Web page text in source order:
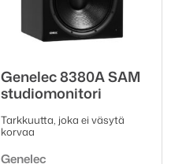
Genelec 8380A SAM
studiomonitori
Tarkkuutta, joka ei väsytä
korvaa
Tuotemerkki:
Genelec